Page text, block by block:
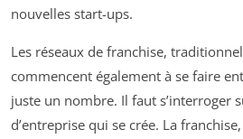
nouvelles start-ups.
Les réseaux de franchise,
commencent également à se faire
juste un nombre. Il faut s’interroger
d’entreprise qui se crée. La